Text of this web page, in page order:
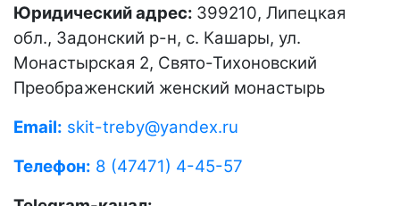
Юридический адрес: 399210, Липецкая
обл., Задонский р-н, с. Кашары, ул.
Монастырская 2, Свято-Тихоновский
Преображенский женский монастырь
Email: skit-treby@yandex.ru
Телефон: 8 (47471) 4-45-57